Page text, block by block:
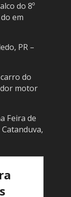
do 8º
em
PR –
do
motor
Feira de